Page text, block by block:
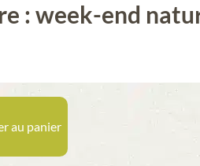
: week-end
au panier